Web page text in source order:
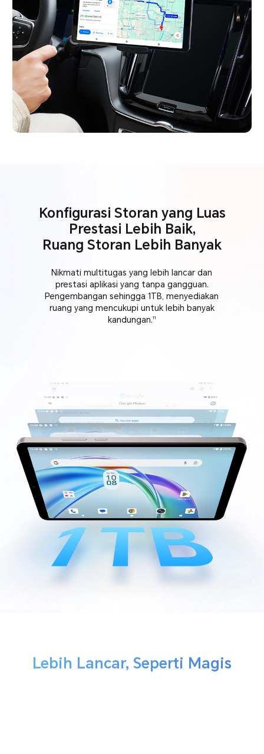
Konfigurasi Storan yang Luas
Prestasi Lebih Baik,
Ruang Storan Lebih Banyak
Nikmati multitugas yang lebih lancar dan
prestasi aplikasi yang tanpa gangguan.
Pengembangan sehingga 1TB, menyediakan
ruang yang mencukupi untuk lebih banyak
kandungan.11
Lebih Lancar, Seperti Magis